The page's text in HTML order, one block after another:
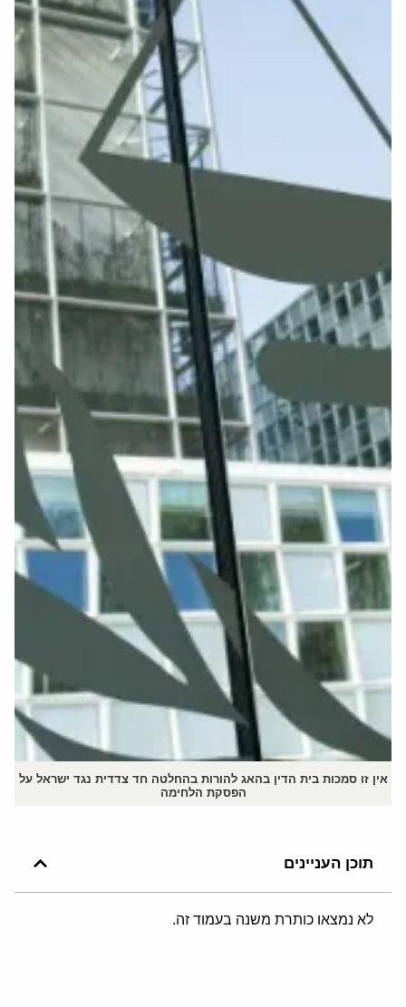
אין זו סמכות בית הדין בהאג להורות בהחלטה חד צדדית נגד ישראל על
הפסקת הלחימה
תוכן העניינים
לא נמצאו כותרת משנה בעמוד זה.